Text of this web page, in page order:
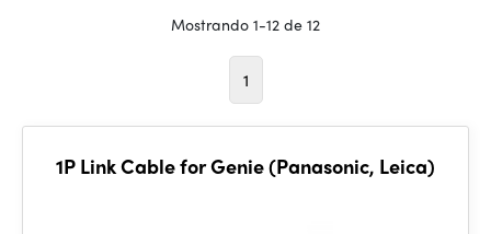
Mostrando 1-12 de 12
1
1P Link Cable for Genie (Panasonic, Leica)